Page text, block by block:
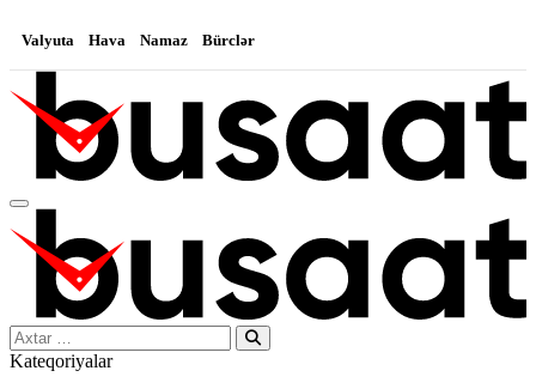
Valyuta Hava Namaz Bürclər
Search…
Kateqoriyalar